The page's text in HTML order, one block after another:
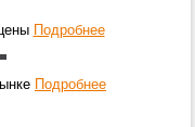
Подробнее
Подробнее